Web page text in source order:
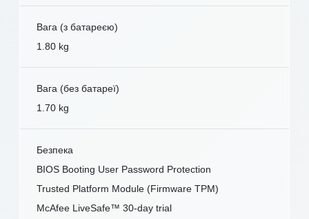
Вага (з батареєю)
1.80 kg
Вага (без батареї)
1.70 kg
Безпека
BIOS Booting User Password Protection
Trusted Platform Module (Firmware TPM)
McAfee LiveSafe™ 30-day trial